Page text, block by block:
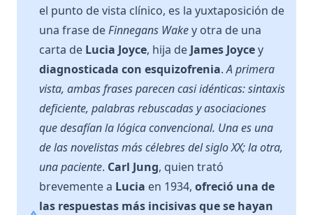
el punto de vista clínico, es la yuxtaposición de
una frase deFinnegans Wakey otra de una
carta de Lucia Joyce, hija de James Joycey
diagnosticada con esquizofrenia.A primera
vista, ambas frases parecen casi idénticas: sintaxis
deficiente, palabras rebuscadas y asociaciones
que desafían la lógica convencional. Una es una
de las novelistas más célebres del siglo XX; la otra,
una paciente. Carl Jung, quien trató
brevemente a Lucia en 1934, ofreció una de
las respuestas más incisivas que se hayan